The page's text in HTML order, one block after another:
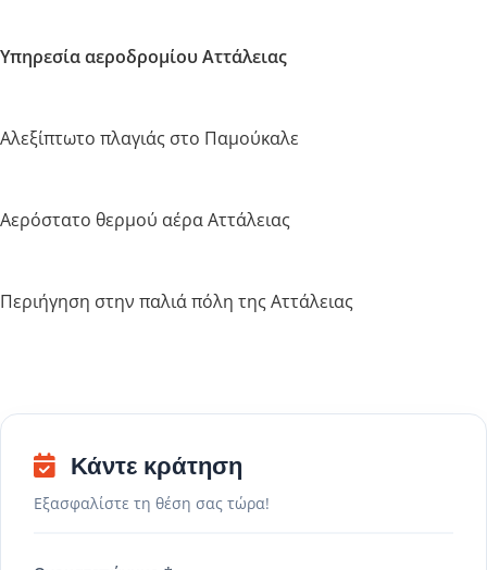
Υπηρεσία αεροδρομίου Αττάλειας
Αλεξίπτωτο πλαγιάς στο Παμούκαλε
Αερόστατο θερμού αέρα Αττάλειας
Περιήγηση στην παλιά πόλη της Αττάλειας
Κάντε κράτηση
Εξασφαλίστε τη θέση σας τώρα!